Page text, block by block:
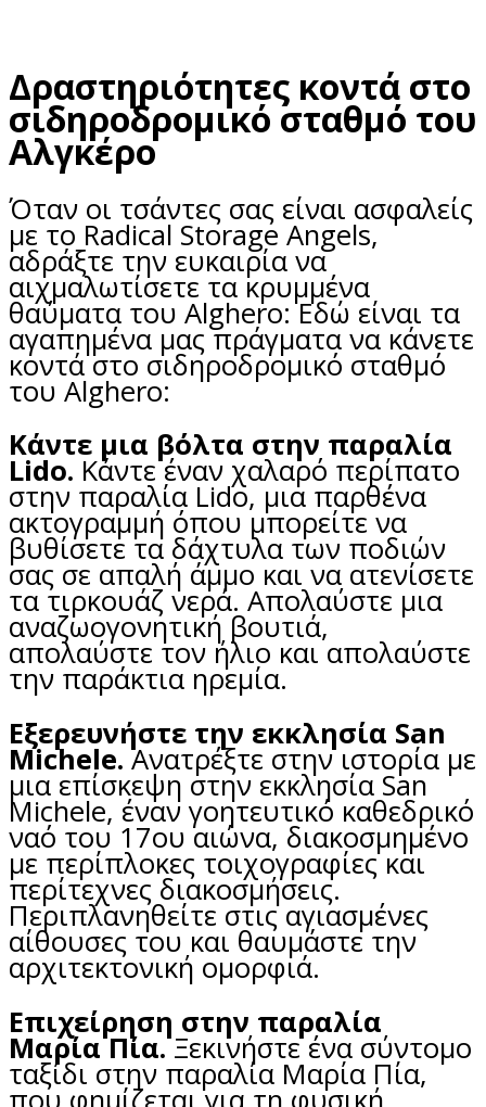
Δραστηριότητες κοντά στο
σιδηροδρομικό σταθμό του
Αλγκέρο
Όταν οι τσάντες σας είναι ασφαλείς
με το Radical Storage Angels,
αδράξτε την ευκαιρία να
αιχμαλωτίσετε τα κρυμμένα
θαύματα του Alghero: Εδώ είναι τα
αγαπημένα μας πράγματα να κάνετε
κοντά στο σιδηροδρομικό σταθμό
του Alghero:
Κάντε μια βόλτα στην παραλία
Lido. Κάντε έναν χαλαρό περίπατο
στην παραλία Lido, μια παρθένα
ακτογραμμή όπου μπορείτε να
βυθίσετε τα δάχτυλα των ποδιών
σας σε απαλή άμμο και να ατενίσετε
τα τιρκουάζ νερά. Απολαύστε μια
αναζωογονητική βουτιά,
απολαύστε τον ήλιο και απολαύστε
την παράκτια ηρεμία.
Εξερευνήστε την εκκλησία San
Michele. Ανατρέξτε στην ιστορία με
μια επίσκεψη στην εκκλησία San
Michele, έναν γοητευτικό καθεδρικό
ναό του 17ου αιώνα, διακοσμημένο
με περίπλοκες τοιχογραφίες και
περίτεχνες διακοσμήσεις.
Περιπλανηθείτε στις αγιασμένες
αίθουσες του και θαυμάστε την
αρχιτεκτονική ομορφιά.
Επιχείρηση στην παραλία
Μαρία Πία.Ξεκινήστε ένα σύντομο
ταξίδι στην παραλία Μαρία Πία,